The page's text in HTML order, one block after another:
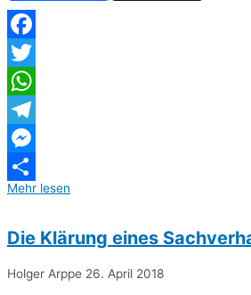
Facebook
Twitter
WhatsApp
Telegram
Messenger
Teilen
Mehr lesen
Die Klärung eines
Holger Arppe 26. April 2018